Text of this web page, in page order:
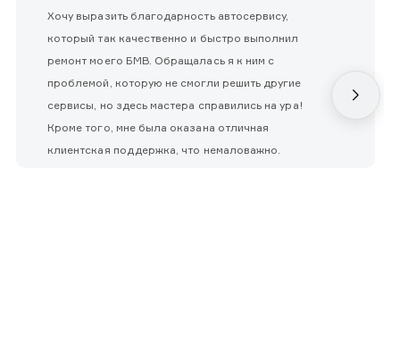
Хочу выразить благодарность автосервису,
который так качественно и быстро выполнил
ремонт моего БМВ. Обращалась я к ним с
проблемой, которую не смогли решить другие
сервисы, но здесь мастера справились на ура!
Кроме того, мне была оказана отличная
клиентская поддержка, что немаловажно.